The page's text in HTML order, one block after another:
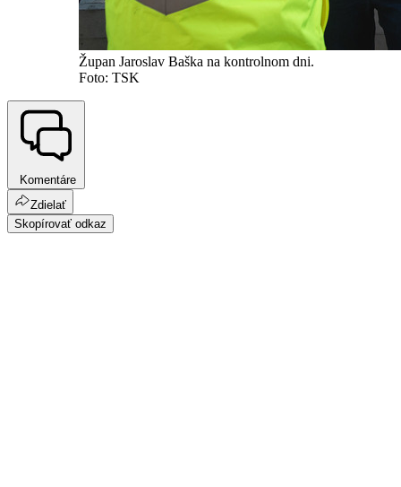
Župan Jaroslav Baška na kontrolnom dni.
Foto: TSK
Komentáre
Zdielať
Skopírovať odkaz